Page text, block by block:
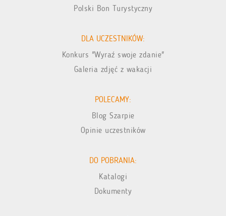
Polski Bon Turystyczny
DLA UCZESTNIKÓW:
Konkurs "Wyraź swoje zdanie"
Galeria zdjęć z wakacji
POLECAMY:
Blog Szarpie
Opinie uczestników
DO POBRANIA:
Katalogi
Dokumenty